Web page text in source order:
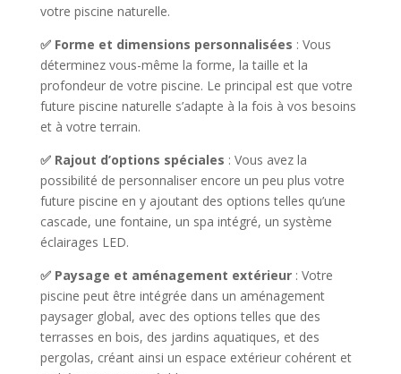
votre piscine naturelle.
✅ Forme et dimensions personnalisées : Vous
déterminez vous-même la forme, la taille et la
profondeur de votre piscine. Le principal est que votre
future piscine naturelle s’adapte à la fois à vos besoins
et à votre terrain.
✅ Rajout d’options spéciales : Vous avez la
possibilité de personnaliser encore un peu plus votre
future piscine en y ajoutant des options telles qu’une
cascade, une fontaine, un spa intégré, un système
éclairages LED.
✅ Paysage et aménagement extérieur: Votre
piscine peut être intégrée dans un aménagement
paysager global, avec des options telles que des
terrasses en bois, des jardins aquatiques, et des
pergolas, créant ainsi un espace extérieur cohérent et